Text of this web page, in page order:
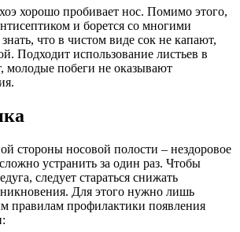
хорошо пробивает нос. Помимо этого,
и борется со многими
что в чистом виде сок не капают,
Подходит использование листьев в
молодые побеги не оказывают
стороны носовой полости – нездоровое
устранить за один раз. Чтобы
следует стараться снижать
Для этого нужно лишь
правилам профилактики появления